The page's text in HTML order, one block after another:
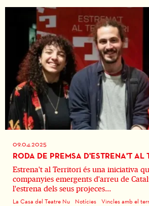
09.04.2025
RODA DE PREMSA D'ESTRENA'T AL
Estrena't al Territori és una iniciativa
companyies emergents d'arreu de
l'estrena dels seus projeces...
La Casa del Teatre Nu Notícies Vincles amb el